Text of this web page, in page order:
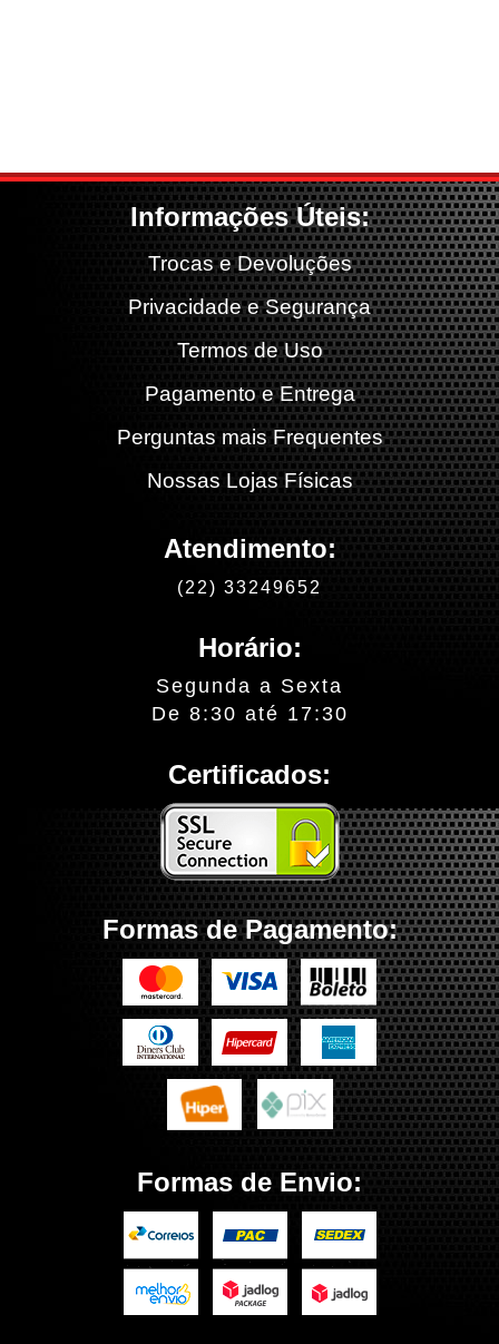
Informações Úteis:
Trocas e Devoluções
Privacidade e Segurança
Termos de Uso
Pagamento e Entrega
Perguntas mais Frequentes
Nossas Lojas Físicas
Atendimento:
(22) 33249652
Horário:
Segunda a Sexta
De 8:30 até 17:30
Certificados:
Formas de Pagamento:
Formas de Envio: